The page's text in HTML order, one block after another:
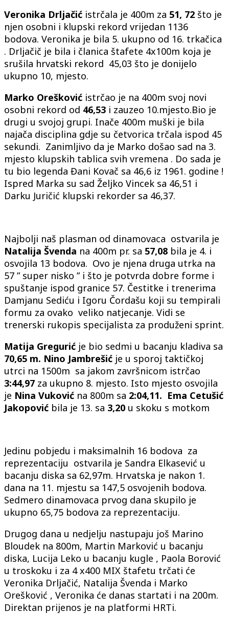
Veronika Drljačić istrčala je 400m za 51, 72 što je
njen osobni i klupski rekord vrijedan 1136
bodova. Veronika je bila 5. ukupno od 16. trkačica
. Drljačič je bila i članica štafete 4x100m koja je
srušila hrvatski rekord 45,03 što je donijelo
ukupno 10, mjesto.
Marko Orešković istrčao je na 400m svoj novi
osobni rekord od 46,53 i zauzeo 10.mjesto.Bio je
drugi u svojoj grupi. Inače 400m muški je bila
najača disciplina gdje su četvorica trčala ispod 45
sekundi. Zanimljivo da je Marko došao sad na 3.
mjesto klupskih tablica svih vremena . Do sada je
tu bio legenda Đani Kovač sa 46,6 iz 1961. godine !
Ispred Marka su sad Željko Vincek sa 46,51 i
Darku Juričić klupski rekorder sa 46,37.
Najbolji naš plasman od dinamovaca ostvarila je
Natalija Švenda na 400m pr. sa 57,08 bila je 4. i
osvojila 13 bodova. Ovo je njena druga utrka na
57 ” super nisko ” i što je potvrda dobre forme i
spuštanje ispod granice 57. Čestitke i trenerima
Damjanu Sediću i Igoru Čordašu koji su tempirali
formu za ovako veliko natjecanje. Vidi se
trenerski rukopis specijalista za produženi sprint.
Matija Gregurić je bio sedmi u bacanju kladiva sa
70,65 m. Nino Jambrešić je u sporoj taktičkoj
utrci na 1500m sa jakom završnicom istrčao
3:44,97 za ukupno 8. mjesto. Isto mjesto osvojila
je Nina Vuković na 800m sa 2:04,11. Ema Cetušić
Jakopović bila je 13. sa 3,20 u skoku s motkom
Jedinu pobjedu i maksimalnih 16 bodova za
reprezentaciju ostvarila je Sandra Elkasević u
bacanju diska sa 62,97m. Hrvatska je nakon 1.
dana na 11. mjestu sa 147,5 osvojenih bodova.
Sedmero dinamovaca prvog dana skupilo je
ukupno 65,75 bodova za reprezentaciju.
Drugog dana u nedjelju nastupaju još Marino
Bloudek na 800m, Martin Marković u bacanju
diska, Lucija Leko u bacanju kugle , Paola Borović
u troskoku i za 4 x400 MIX štafetu trčati će
Veronika Drljačić, Natalija Švenda i Marko
Orešković , Veronika će danas startati i na 200m.
Direktan prijenos je na platformi HRTi.